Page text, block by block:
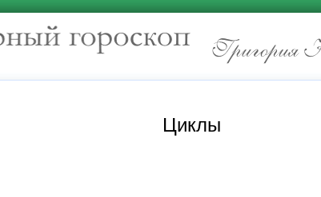
Циклы